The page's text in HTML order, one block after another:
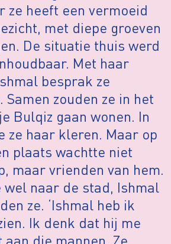
ze heeft een vermoeid
met diepe groeven
De situatie thuis werd
Met haar
besprak ze
zouden ze in het
Bulqiz gaan wonen. In
ze haar kleren. Maar op
plaats wachtte niet
maar vrienden van hem.
wel naar de stad, Ishmal
ze. ‘Ishmal heb ik
Ik denk dat hij me